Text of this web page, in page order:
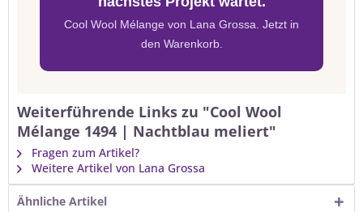
Cool Wool Mélange von Lana Grossa. Jetzt in
den Warenkorb.
Weiterführende Links zu "Cool Wool
Mélange 1494 | Nachtblau meliert"
Fragen zum Artikel?
Weitere Artikel von Lana Grossa
Ähnliche Artikel